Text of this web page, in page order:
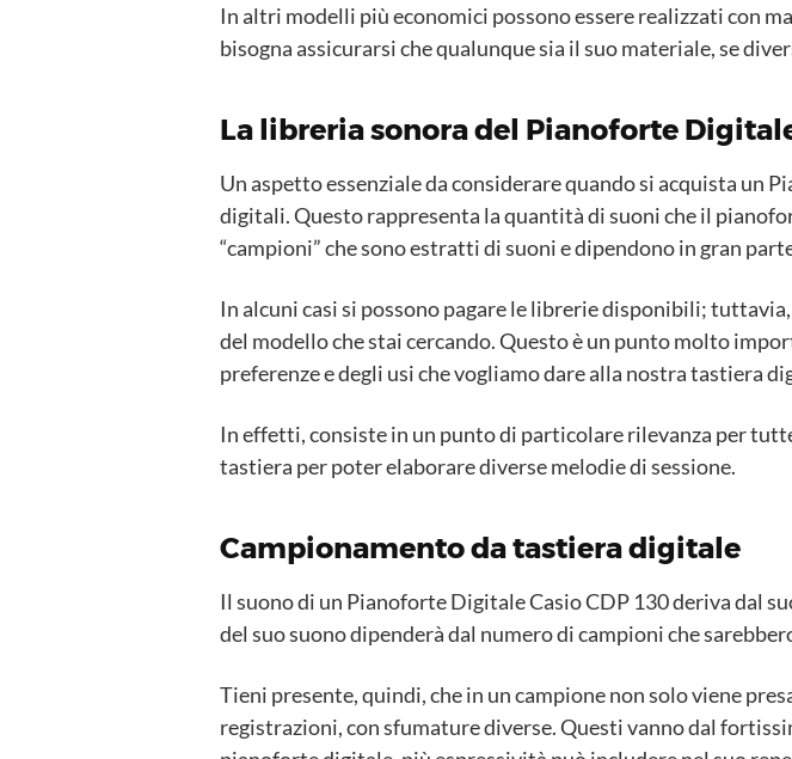
In altri modelli più economici possono essere realizzati con
bisogna assicurarsi che qualunque sia il suo materiale, se
La libreria sonora del Pianoforte Digitale
Un aspetto essenziale da considerare quando si acquista un
digitali. Questo rappresenta la quantità di suoni che il
“campioni” che sono estratti di suoni e dipendono in gran
In alcuni casi si possono pagare le librerie disponibili;
del modello che stai cercando. Questo è un punto molto
preferenze e degli usi che vogliamo dare alla nostra tastiera
In effetti, consiste in un punto di particolare rilevanza per
tastiera per poter elaborare diverse melodie di sessione.
Campionamento da tastiera digitale
Il suono di un Pianoforte Digitale Casio CDP 130 deriva dal
del suo suono dipenderà dal numero di campioni che
Tieni presente, quindi, che in un campione non solo viene
registrazioni, con sfumature diverse. Questi vanno dal